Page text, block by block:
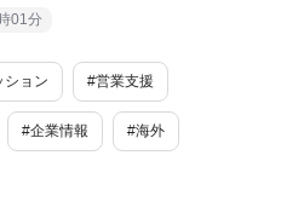
01分
ション #営業支援
#企業情報 #海外